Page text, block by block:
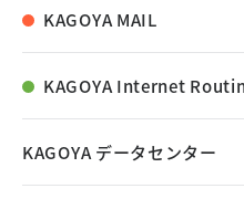
KAGOYA MAIL
KAGOYA Internet
KAGOYA データセンター